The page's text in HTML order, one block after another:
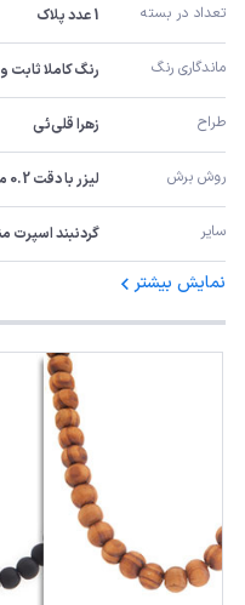
تعداد در بسته 1 عدد پلاک
ماندگاری رنگ رنگ کاملا
طراح زهرا قلی‌ئی
روش برش لیزر با دقت 0.2 میلی‌متر
سایر گردنبند اسپرت مناسب
نمایش بیشتر